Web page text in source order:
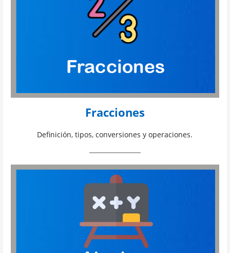
Fracciones
Definición, tipos, conversiones y operaciones.